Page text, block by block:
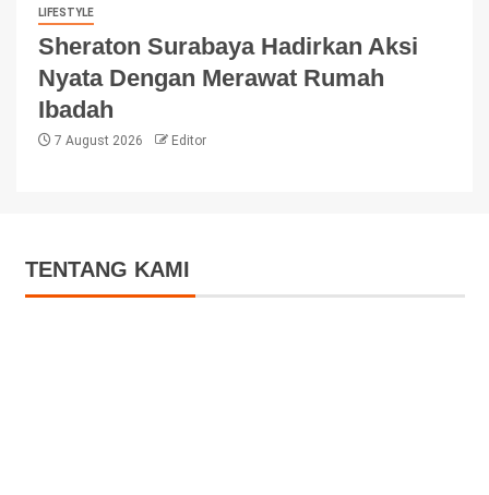
LIFESTYLE
Sheraton Surabaya Hadirkan Aksi
Nyata Dengan Merawat Rumah
Ibadah
7 August 2026 Editor
TENTANG KAMI